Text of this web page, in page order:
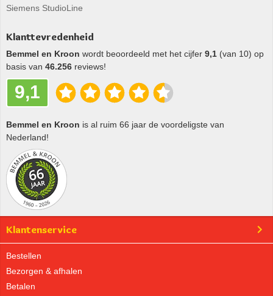
Siemens StudioLine
Klanttevredenheid
Bemmel en Kroon wordt beoordeeld met het cijfer 9,1 (van 10) op
basis van 46.256 reviews!
9,1
Bemmel en Kroon is al ruim 66 jaar de voordeligste van
Nederland!
Klantenservice
Bestellen
Bezorgen & afhalen
Betalen